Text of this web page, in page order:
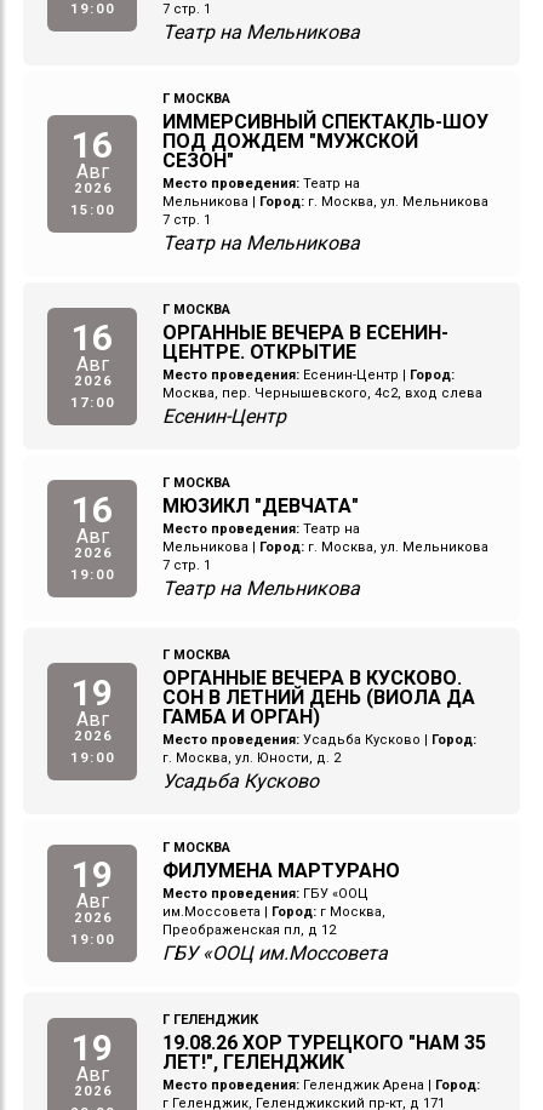
19:00 7 стр. 1
Театр на Мельникова
16
Авг
2026
15:00
Г МОСКВА
ИММЕРСИВНЫЙ СПЕКТАКЛЬ-ШОУ
ПОД ДОЖДЕМ "МУЖСКОЙ
СЕЗОН"
Место проведения: Театр на
Мельникова
Город: г. Москва, ул. Мельникова
7 стр. 1
Театр на Мельникова
16
Авг
2026
17:00
Г МОСКВА
ОРГАННЫЕ ВЕЧЕРА В ЕСЕНИН-
ЦЕНТРЕ. ОТКРЫТИЕ
Место проведения: Есенин-Центр
Город:
Москва, пер. Чернышевского, 4с2, вход слева
Есенин-Центр
16
Авг
2026
19:00
Г МОСКВА
МЮЗИКЛ "ДЕВЧАТА"
Место проведения: Театр на
Мельникова
Город: г. Москва, ул. Мельникова
7 стр. 1
Театр на Мельникова
19
Авг
2026
19:00
Г МОСКВА
ОРГАННЫЕ ВЕЧЕРА В КУСКОВО.
СОН В ЛЕТНИЙ ДЕНЬ (ВИОЛА ДА
ГАМБА И ОРГАН)
Место проведения: Усадьба Кусково
Город:
г. Москва, ул. Юности, д. 2
Усадьба Кусково
19
Авг
2026
19:00
Г МОСКВА
ФИЛУМЕНА МАРТУРАНО
Место проведения: ГБУ «ООЦ
им.Моссовета
Город: г Москва,
Преображенская пл, д 12
ГБУ «ООЦ им.Моссовета
19
Авг
2026
Г ГЕЛЕНДЖИК
19.08.26 ХОР ТУРЕЦКОГО "НАМ 35
ЛЕТ!", ГЕЛЕНДЖИК
Место проведения: Геленджик Арена
Город:
г Геленджик, Геленджикский пр-кт, д 171